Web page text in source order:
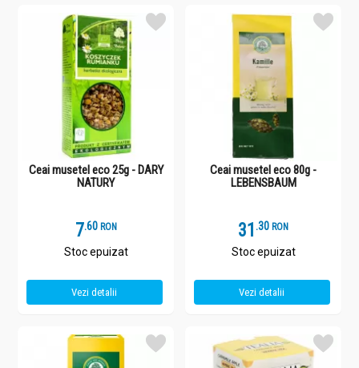
Ceai musetel eco 25g - DARY
NATURY
7.6 RON
Stoc epuizat
Vezi detalii
Ceai musetel eco 80g -
LEBENSBAUM
31 .3 RON
Stoc epuizat
Vezi detalii